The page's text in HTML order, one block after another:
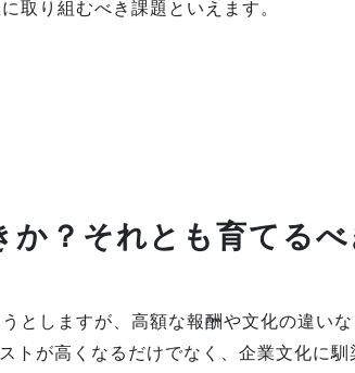
取り組むべき課題といえます。
か？それとも育てるべ
としますが、高額な報酬や文化の違いな
トが高くなるだけでなく、企業文化に